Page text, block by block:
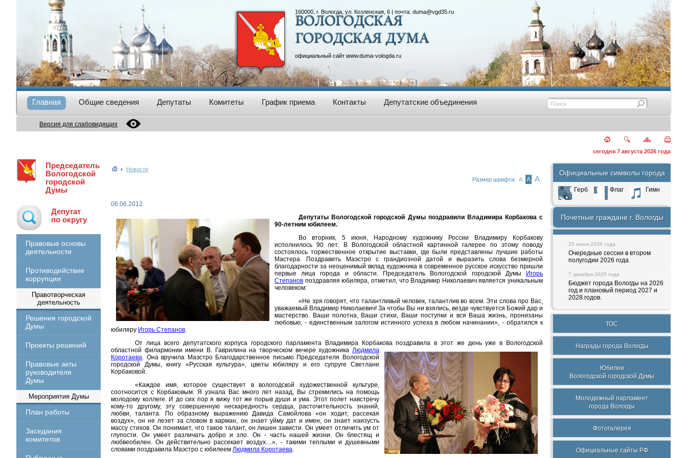
160000, г. Вологда, ул. Козленская, 6 | почта: duma@vgd35.ru
официальный сайт www.duma-vologda.ru
Главная Общие сведения Депутаты Комитеты График приема Контакты Депутатские объединения
Версия для слабовидящих
сегодня 7 августа 2026 года
Председатель
Вологодской
городской
Думы
Депутат
по округу
Правовые основы
деятельности
Противодействие
коррупции
Правотворческая
деятельность
Решения городской
Думы
Проекты решений
Правовые акты
руководителя
Думы
Мероприятия Думы
План работы
Заседания
комитетов
Новости
Размер шрифта: А А А
06.06.2012
Депутаты Вологодской городской Думы поздравили Владимира Корбакова с
90-летним юбилеем.
Во вторник, 5 июня, Народному художнику России Владимиру Корбакову
исполнилось 90 лет. В Вологодской областной картинной галерее по этому поводу
состоялось торжественное открытие выставки, где были представлены лучшие работы
Мастера. Поздравить Маэстро с грандиозной датой и выразить слова безмерной
благодарности за неоценимый вклад художника в современное русское искусство пришли
первые лица города и области. Председатель Вологодской городской Думы
Игорь
Степанов поздравляя юбиляра, отметил, что Владимир Николаевич является уникальным
человеком:
«Не зря говорят, что талантливый человек, талантлив во всем. Эти слова про Вас,
уважаемый Владимир Николаевич! За чтобы Вы ни взялись, везде чувствуется Божий дар и
мастерство. Ваши полотна, Ваши стихи, Ваши поступки и вся Ваша жизнь, пронизаны
любовью, - единственным залогом истинного успеха в любом начинании», - обратился к
юбиляру Игорь Степанов.
От лица всего депутатского корпуса городского парламента Владимира Корбакова поздравила в этот же день уже в Вологодской
областной филармонии имени В. Гаврилина на творческом вечере художникаЛюдмила
Коротаева. Она вручила Маэстро Благодарственное письмо Председателя Вологодской
городской Думы, книгу «Русская культура», цветы юбиляру и его супруге Светлане
Корбаковой.
«Каждое имя, которое существует в вологодской художественной культуре,
соотносится с Корбаковым. Я узнала Вас много лет назад, Вы стремились на помощь
молодому коллеге. И до сих пор я вижу тот же порыв души и ума. Этот полет навстречу
кому-то другому, эту совершенную нескаредность сердца, расточительность знаний,
любви, таланта. По образному выражению Давида Самойлова «он ходит, рассекая
воздух», он не лезет за словом в карман, он знает уйму дат и имен, он знает наизусть
массу стихов. Он понимает, что такое талант, он лишен зависти. Он умеет отличить ум от
глупости. Он умеет различать добро и зло. Он - часть нашей жизни. Он блестящ и
любвеобилен. Он действительно рассекает воздух....», - такими теплыми и душевными
словами поздравила Маэстро с юбилеем Людмила Коротаева.
Официальные символы города
Герб Флаг Гимн
Почетные граждане г. Вологды
25 июня 2026 года
Очередные сессии в втором
полугодии 2026 года.
7 декабря 2025 года
Бюджет города Вологды на 2026
год и плановый период 2027 и
2028 годов.
ТОС
Награды города Вологды
Юбилеи
Вологодской городской Думы
Молодежный парламент
города Вологды
Фотогалерея
Официальные сайты РФ